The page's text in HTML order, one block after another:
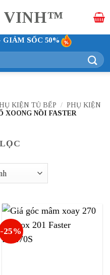
SỐC 50%
KIỆN TỦ BẾP / PHỤ KIỆN
XOONG NỒI FASTER
-25%